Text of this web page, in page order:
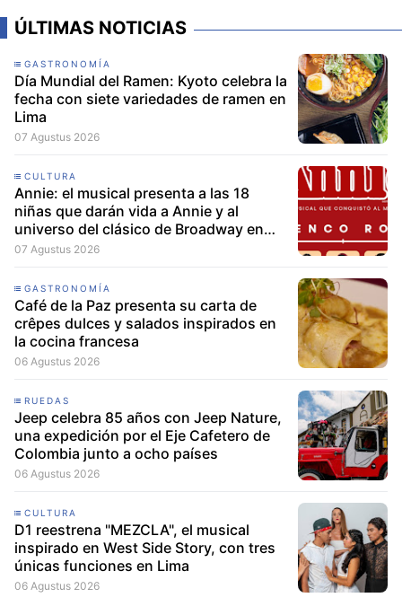
ÚLTIMAS NOTICIAS
GASTRONOMÍA
Día Mundial del Ramen: Kyoto celebra la
fecha con siete variedades de ramen en
Lima
07 Agustus 2026
CULTURA
Annie: el musical presenta a las 18
niñas que darán vida a Annie y al
universo del clásico de Broadway en
Lima
07 Agustus 2026
GASTRONOMÍA
Café de la Paz presenta su carta de
crêpes dulces y salados inspirados en
la cocina francesa
06 Agustus 2026
RUEDAS
Jeep celebra 85 años con Jeep Nature,
una expedición por el Eje Cafetero de
Colombia junto a ocho países
06 Agustus 2026
CULTURA
D1 reestrena "MEZCLA", el musical
inspirado en West Side Story, con tres
únicas funciones en Lima
06 Agustus 2026